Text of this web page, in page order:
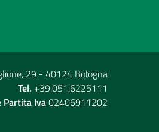
29 - 40124 Bologna
Tel. +39.051.6225111
Partita Iva02406911202